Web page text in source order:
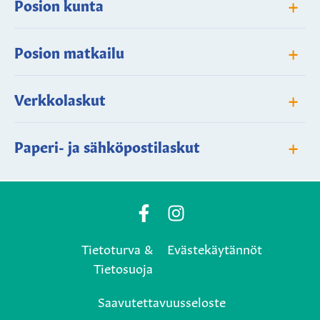
Posion kunta
Posion matkailu +
Verkkolaskut +
Paperi- ja sähköpostilaskut +
Posio
Facebook
page
Posio
Instagram
Tietoturva &
Tietosuoja
Evästekäytännöt
Saavutettavuusseloste